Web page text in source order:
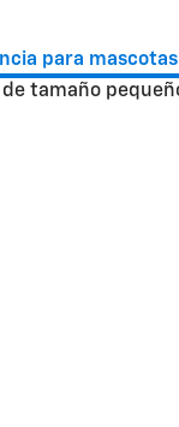
para mascotas